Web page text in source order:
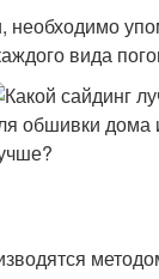
необходимо
вида